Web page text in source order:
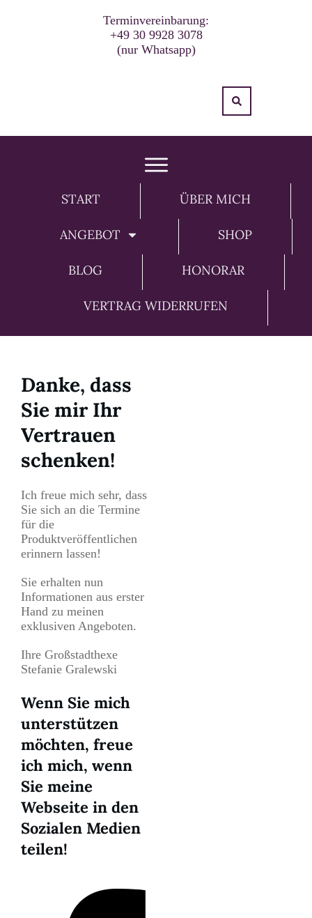
Terminvereinbarung:
+49 30 9928 3078
(nur Whatsapp)
START ÜBER MICH
ANGEBOT SHOP
BLOG HONORAR
VERTRAG WIDERRUFEN
Danke, dass
Sie mir Ihr
Vertrauen
schenken!
Ich freue mich sehr, dass
Sie sich an die Termine
für die
Produktveröffentlichen
erinnern lassen!
Sie erhalten nun
Informationen aus erster
Hand zu meinen
exklusiven Angeboten.
Ihre Großstadthexe
Stefanie Gralewski
Wenn Sie mich
unterstützen
möchten, freue
ich mich, wenn
Sie meine
Webseite in den
Sozialen Medien
teilen!